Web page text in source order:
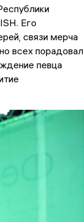
Его
связи мерча
всех порадовал
певца